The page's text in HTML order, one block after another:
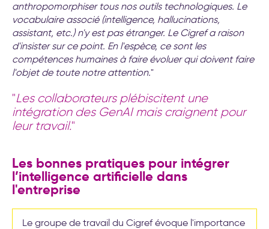
anthropomorphiser tous nos outils technologiques. Le
vocabulaire associé (intelligence, hallucinations,
assistant, etc.) n'y est pas étranger. Le Cigref a raison
d'insister sur ce point. En l'espèce, ce sont les
compétences humaines à faire évoluer qui doivent faire
l'objet de toute notre attention."
"Les collaborateurs plébiscitent une
intégration des GenAI mais craignent pour
leur travail."
Les bonnes pratiques pour intégrer
l’intelligence artificielle dans
l'entreprise
Le groupe de travail du Cigref évoque l'importance